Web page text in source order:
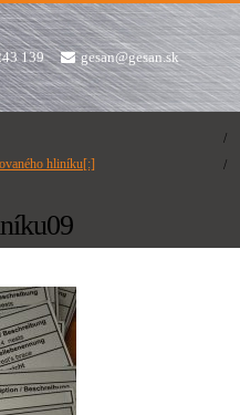
139 gesan@gesan.sk
hliníku[:]